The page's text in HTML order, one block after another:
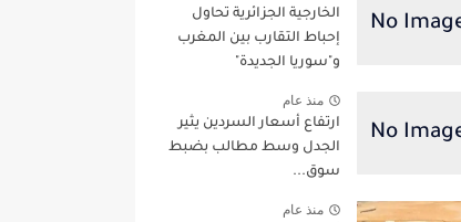
الخارجية الجزائرية تحاول
إحباط التقارب بين المغرب
و"سوريا الجديدة"
منذ عام
ارتفاع أسعار السردين يثير
الجدل وسط مطالب بضبط
سوق...
منذ عام